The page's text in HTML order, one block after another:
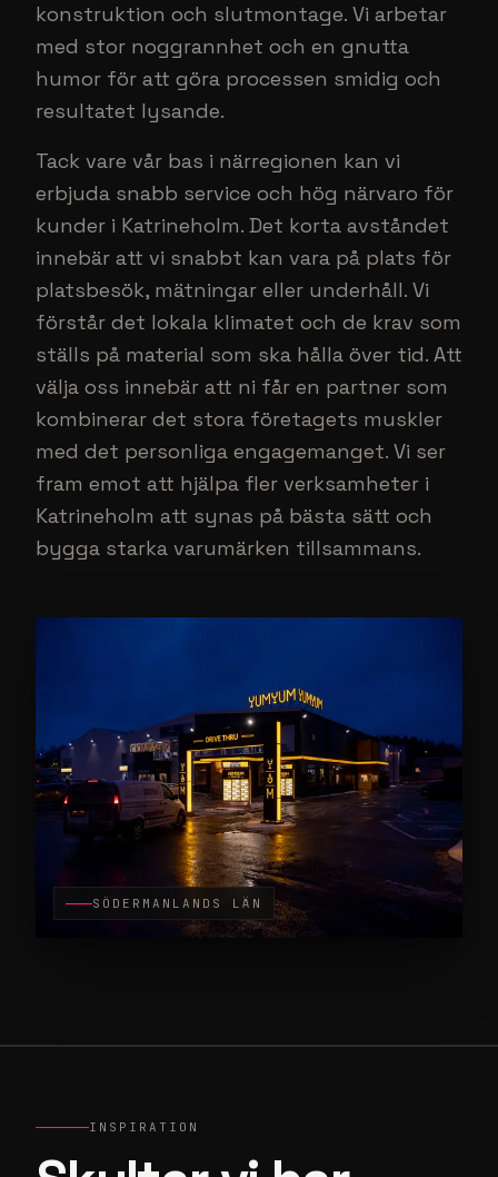
konstruktion och slutmontage. Vi arbetar
med stor noggrannhet och en gnutta
humor för att göra processen smidig och
resultatet lysande.
Tack vare vår bas i närregionen kan vi
erbjuda snabb service och hög närvaro för
kunder i Katrineholm. Det korta avståndet
innebär att vi snabbt kan vara på plats för
platsbesök, mätningar eller underhåll. Vi
förstår det lokala klimatet och de krav som
ställs på material som ska hålla över tid. Att
välja oss innebär att ni får en partner som
kombinerar det stora företagets muskler
med det personliga engagemanget. Vi ser
fram emot att hjälpa fler verksamheter i
Katrineholm att synas på bästa sätt och
bygga starka varumärken tillsammans.
SÖDERMANLANDS LÄN
INSPIRATION